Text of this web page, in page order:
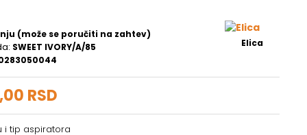
(može se poručiti na zahtev)
SWEET IVORY/A/85
Elica
RSD
i tip aspiratora